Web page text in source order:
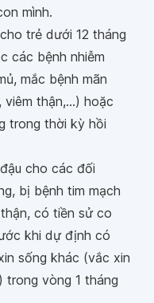
mình.
trẻ dưới 12 tháng
các bệnh nhiễm
mắc bệnh mãn
thận,...) hoặc
trong thời kỳ hồi
cho các đối
bị bệnh tim mạch
có tiền sử co
khi dự định có
sống khác (vắc xin
trong vòng 1 tháng